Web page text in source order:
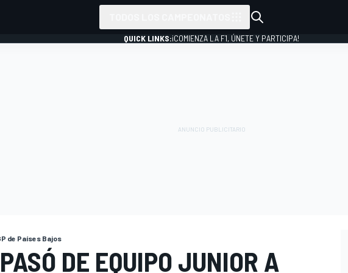
QUICK LINKS:¡COMIENZA LA F1, ÚNETE Y PARTICIPA!
de Países Bajos
DE EQUIPO JUNIOR A